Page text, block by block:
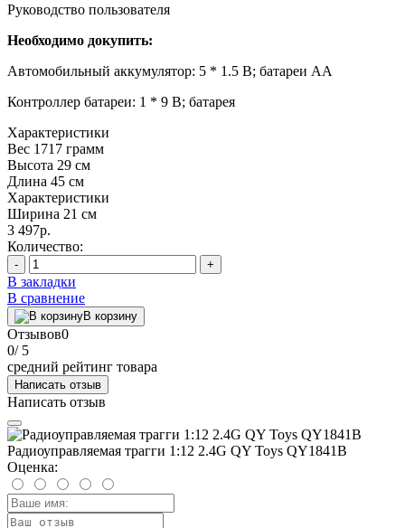
Руководство пользователя
Необходимо докупить:
Автомобильный аккумулятор: 5 * 1.5 В; батареи AA
Контроллер батареи: 1 * 9 В; батарея
Характеристики
Вес 1717 грамм
Высота 29 см
Длина 45 см
Характеристики
Ширина 21 см
3 497р.
Количество:
- +
В закладки
В сравнение
В корзину
Отзывов0
0/ 5
средний рейтинг товара
Написать отзыв
Написать отзыв
Радиоуправляемая трагги 1:12 2.4G QY Toys QY1841B
Оценка: